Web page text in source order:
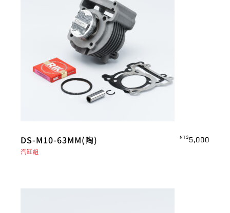
DS-M10-63MM(陶) NT$5,000
汽缸組